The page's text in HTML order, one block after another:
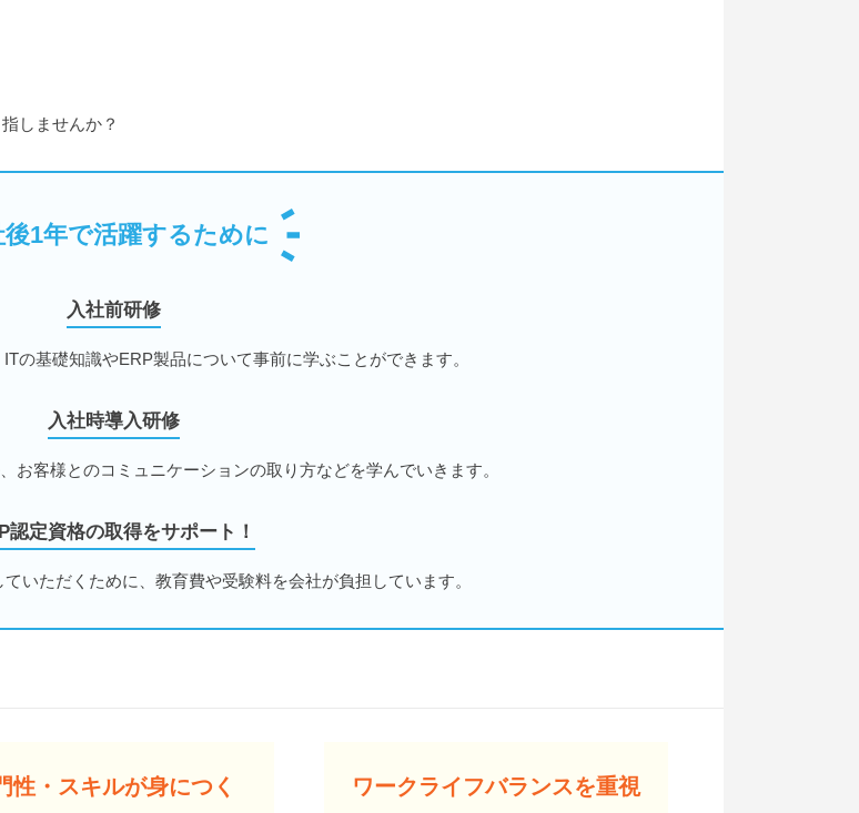
しませんか？
後1年で活躍するために
入社前研修
の基礎知識やERP製品について事前に学ぶことができます。
入社時導入研修
お客様とのコミュニケーションの取り方などを学んでいきます。
認定資格の取得をサポート！
いただくために、教育費や受験料を会社が負担しています。
性・スキルが身につく ワークライフバランスを重視